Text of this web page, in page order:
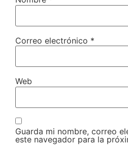
Correo electrónico *
Web
Guarda mi nombre, correo
este navegador para la